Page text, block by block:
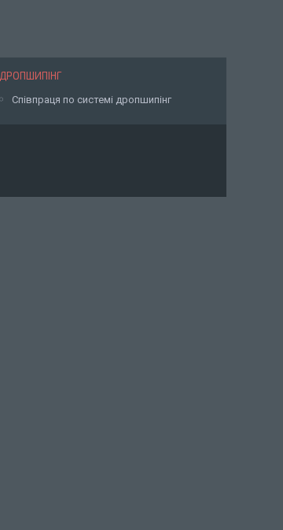
ДРОПШИПІНГ
Співпраця по системі дропшипінг